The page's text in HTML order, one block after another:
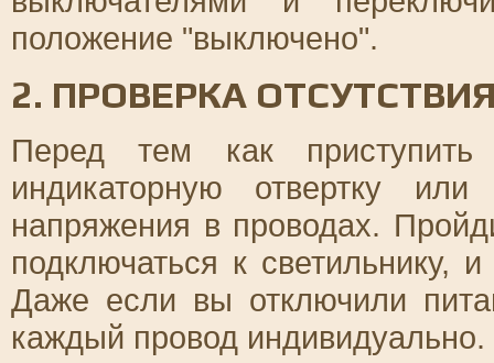
положение "выключено".
2. ПРОВЕРКА
Перед тем как приступить
индикаторную отвертку
напряжения в проводах.
подключаться к светильнику,
Даже если вы отключили
каждый провод индивидуально.